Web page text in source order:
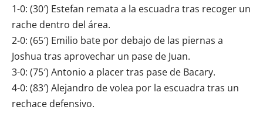
1-0: (30′) Estefan remata a la escuadra tras recoger un
rache dentro del área.
2-0: (65′) Emilio bate por debajo de las piernas a
Joshua tras aprovechar un pase de Juan.
3-0: (75′) Antonio a placer tras pase de Bacary.
4-0: (83′) Alejandro de volea por la escuadra tras un
rechace defensivo.